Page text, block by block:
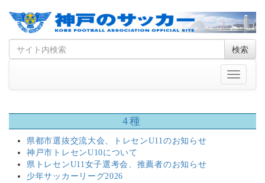
Skip
to
Search
for
検索
Toggle
4種
県都市選抜交流大会、トレセンU11のお知らせ
神戸市トレセンU10について
県トレセンU11女子選考会、推薦者のお知らせ
少年サッカーリーグ2026